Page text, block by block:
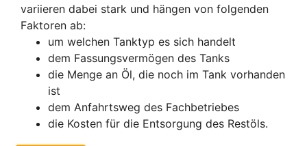
variieren dabei stark und hängen von folgenden
Faktoren ab:
um welchen Tanktyp es sich handelt
dem Fassungsvermögen des Tanks
die Menge an Öl, die noch im Tank vorhanden
ist
dem Anfahrtsweg des Fachbetriebes
die Kosten für die Entsorgung des Restöls.